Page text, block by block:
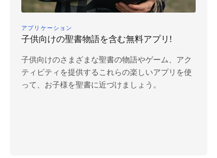
アプリケーション
子供向けの聖書物語を含む無料アプリ!
子供向けのさまざまな聖書の物語やゲーム、アク
ティビティを提供するこれらの楽しいアプリを使
って、お子様を聖書に近づけましょう。